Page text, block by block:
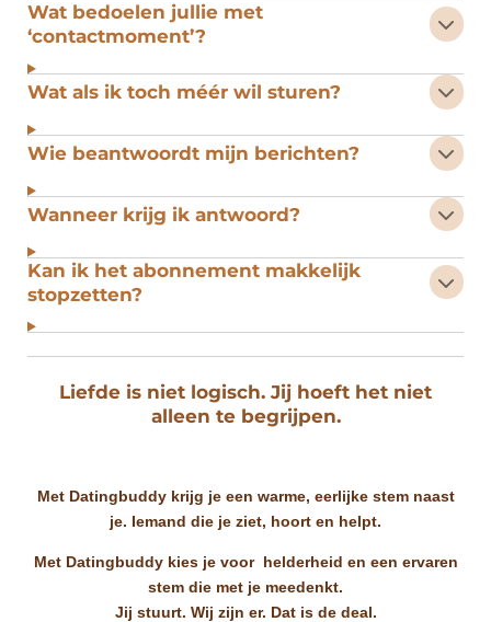
Wat bedoelen jullie met
‘contactmoment’?
Wat als ik toch méér wil sturen?
Wie beantwoordt mijn berichten?
Wanneer krijg ik antwoord?
Kan ik het abonnement makkelijk
stopzetten?
Liefde is niet logisch. Jij hoeft het niet
alleen te begrijpen.
Met Datingbuddy krijg je een warme, eerlijke stem naast
je. Iemand die je ziet, hoort en helpt.
Met Datingbuddy kies je voor helderheid en een ervaren
stem die met je meedenkt.
Jij stuurt. Wij zijn er. Dat is de deal.